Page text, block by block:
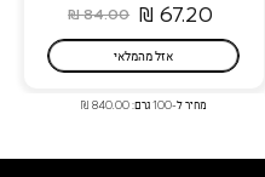
67.20 ₪
84.00 ₪
אזל מהמלאי
מחיר ל-100 גרם: 840.00 ₪